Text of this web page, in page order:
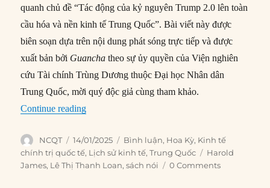
quanh chủ đề “Tác động của kỷ nguyên Trump 2.0 lên toàn
cầu hóa và nền kinh tế Trung Quốc”. Bài viết này được
biên soạn dựa trên nội dung phát sóng trực tiếp và được
xuất bản bởi Guancha theo sự ủy quyền của Viện nghiên
cứu Tài chính Trùng Dương thuộc Đại học Nhân dân
Trung Quốc, mời quý độc giả cùng tham khảo.
Continue reading“Liệu Trump có gây ra “sự sụp đổ” thứ tám?”
Author
NCQT
Posted
on
14/01/2025 Categories
Bình luận, Hoa Kỳ, Kinh tế
chính trị quốc tế, Lịch sử kinh tế,Trung Quốc Tags
Harold
James, Lê Thị Thanh Loan,sách nói 0 Comments